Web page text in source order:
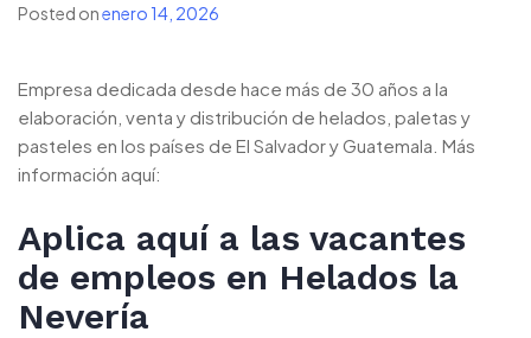
Posted onenero 14, 2026
Empresa dedicada desde hace más de 30 años a la
elaboración, venta y distribución de helados, paletas y
pasteles en los países de El Salvador y Guatemala. Más
información aquí:
Aplica aquí a las vacantes
de empleos en Helados la
Nevería